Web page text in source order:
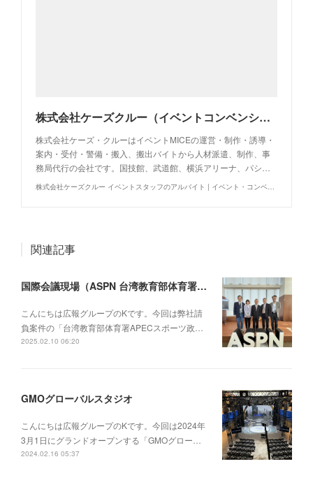
株式会社ケーズクルー（イベントコンベンションの運営・制作・警備・人材派遣・事務局代行・アルバイト求人・イベントバイト）
株式会社ケーズ・クルーはイベントMICEの運営・制作・誘導・
案内・受付・警備・搬入、搬出バイトから人材派遣、制作、事
務局代行の会社です。国技館、武道館、横浜アリーナ、パシ…
関連記事
国際会議現場（ASPN 台湾教育部体育署APECスポーツ政策ネットワーク総会）
こんにちは広報グループのKです。今回は弊社請
負案件の「台湾教育部体育署APECスポーツ政…
2025.02.10 06:20
GMOグローバルスタジオ
こんにちは広報グループのKです。今回は2024年
3月1日にグランドオープンする「GMOグロー…
2024.02.16 05:37